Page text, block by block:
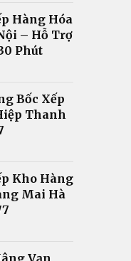
Hàng Hóa
– Hỗ Trợ
Phút
Bốc Xếp
Thanh
Kho Hàng
Mai Hà
Vạn